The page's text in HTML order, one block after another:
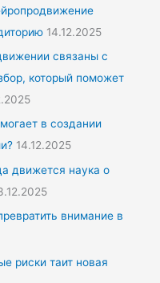
14.12.2025
связаны с
который поможет
в создании
14.12.2025
движется наука о
внимание в
риски таит новая